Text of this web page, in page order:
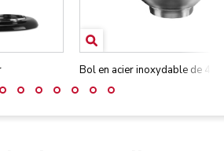
Bol en acier inoxydable de 4,7